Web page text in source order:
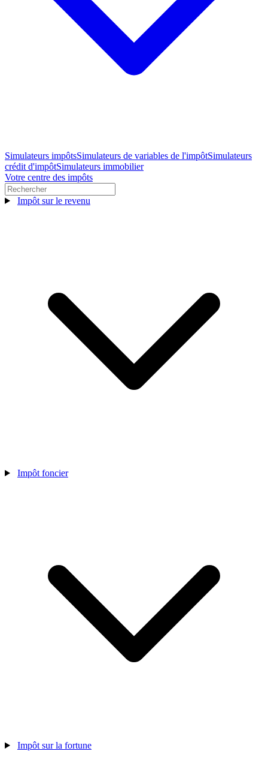
Simulateurs impôtsSimulateurs de variables de l'impôtSimulateurs
crédit d'impôtSimulateurs immobilier
Votre centre des impôts
Impôt sur le revenu
Impôt foncier
Impôt sur la fortune